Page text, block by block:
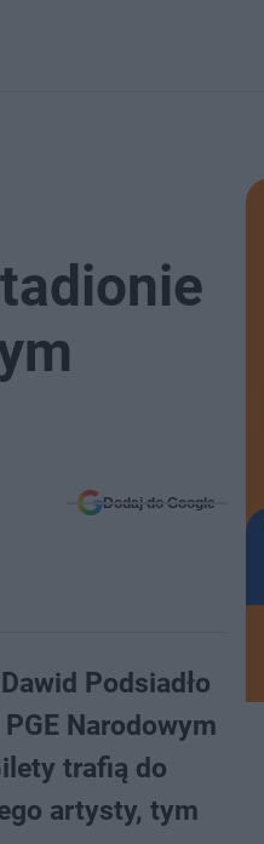
Dodaj do Google
Podsiadło
Narodowym
trafią do
artysty, tym